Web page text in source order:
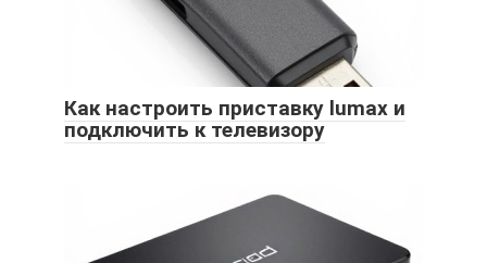
Как настроить приставку lumax и
подключить к телевизору